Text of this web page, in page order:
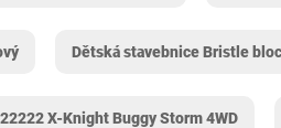
Dětská stavebnice Bristle
X-Knight Buggy Storm 4WD